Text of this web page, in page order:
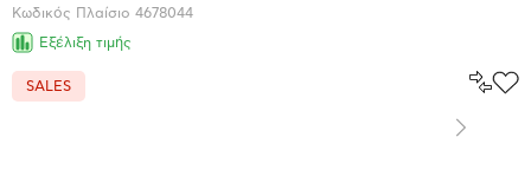
χαρακτηριστικά
Κωδικός Πλαίσιο 4678044
Εξέλιξη τιμής
SALES
Επόμενο